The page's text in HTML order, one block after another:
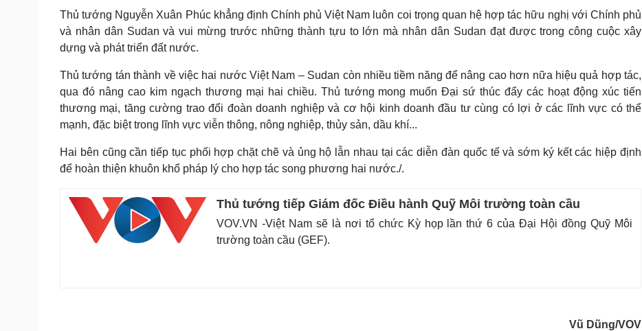
Thủ tướng Nguyễn Xuân Phúc khẳng định Chính phủ Việt Nam luôn coi trọng quan hệ hợp tác hữu nghị với Chính phủ
và nhân dân Sudan và vui mừng trước những thành tựu to lớn mà nhân dân Sudan đạt được trong công cuộc xây
dựng và phát triển đất nước.
Thủ tướng tán thành về việc hai nước Việt Nam – Sudan còn nhiều tiềm năng để nâng cao hơn nữa hiệu quả hợp tác,
qua đó nâng cao kim ngạch thương mại hai chiều. Thủ tướng mong muốn Đại sứ thúc đẩy các hoạt động xúc tiến
thương mại, tăng cường trao đổi đoàn doanh nghiệp và cơ hội kinh doanh đầu tư cùng có lợi ở các lĩnh vực có thể
mạnh, đặc biệt trong lĩnh vực viễn thông, nông nghiệp, thủy sản, dầu khí...
Hai bên cũng cần tiếp tục phối hợp chặt chẽ và ủng hộ lẫn nhau tại các diễn đàn quốc tế và sớm ký kết các hiệp định
để hoàn thiện khuôn khổ pháp lý cho hợp tác song phương hai nước./.
Thủ tướng tiếp Giám đốc Điều hành Quỹ Môi trường toàn cầu
VOV.VN -Việt Nam sẽ là nơi tổ chức Kỳ họp lần thứ 6 của Đại Hội đồng Quỹ Môi
trường toàn cầu (GEF).
Vũ Dũng/VOV